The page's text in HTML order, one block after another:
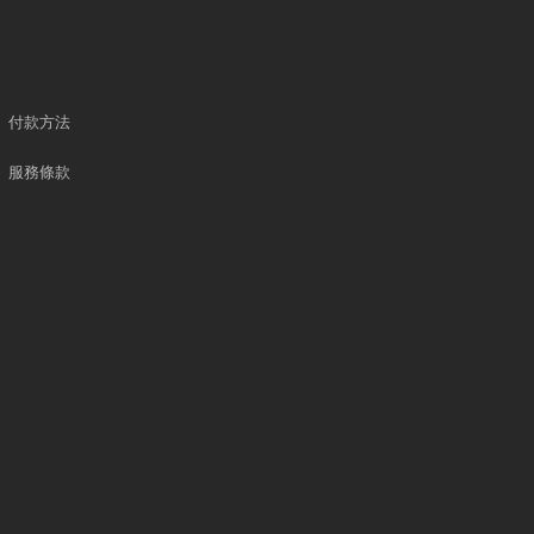
付款方法
服務條款